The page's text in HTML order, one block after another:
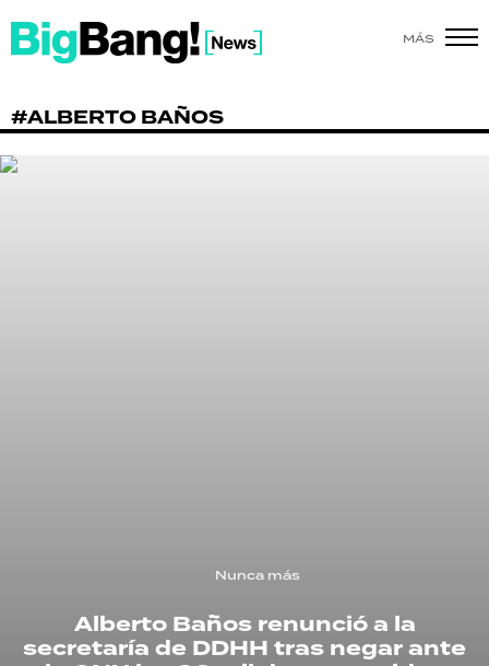
MÁS
#ALBERTO BAÑOS
Nunca más
Alberto Baños renunció a la
secretaría de DDHH tras negar ante
SHOW
POLÍTICA
RECETAS